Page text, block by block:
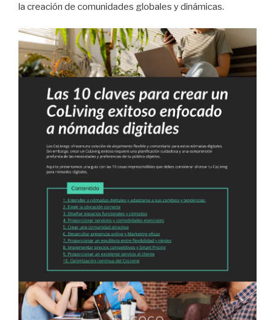
la creación de comunidades globales y dinámicas.